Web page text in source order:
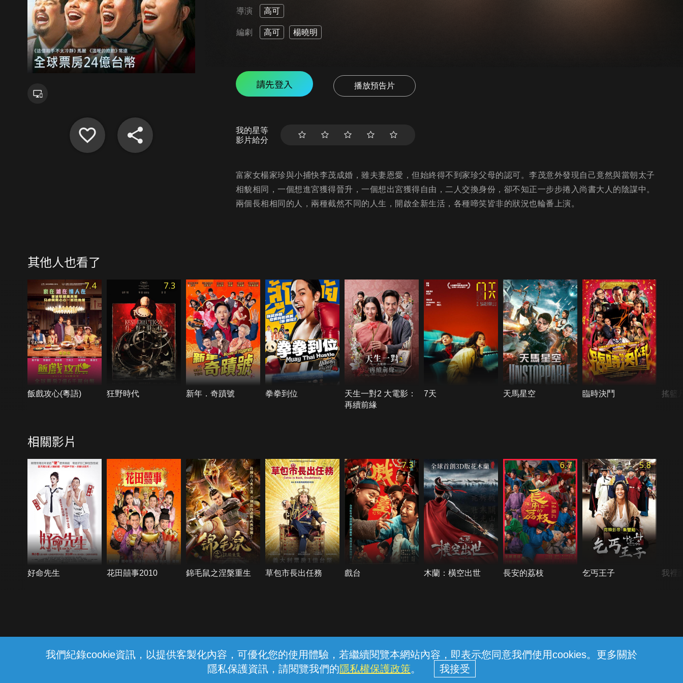
我們紀錄cookie資訊，以提供客製化內容，可優化您的使用體驗，若繼續閱覽本網站內容，即表示您同意我們使用cookies。更多關於
隱私保護資訊，請閱覽我們的隱私權保護政策。
導演 高可
編劇 高可 楊曉明
請先登入 播放預告片
我的星等
影片給分
富家女楊家珍與小捕快李茂成婚，雖夫妻恩愛，但始終得不到家珍父母的認可。李茂意外發現自己竟然與當朝太子
相貌相同，一個想進宮獲得晉升，一個想出宮獲得自由，二人交換身份，卻不知正一步步捲入尚書大人的陰謀中。
兩個長相相同的人，兩種截然不同的人生，開啟全新生活，各種啼笑皆非的狀況也輪番上演。
其他人也看了
7.4
飯戲攻心(粵語)
7.3
狂野時代 新年．奇蹟號 拳拳到位
天生一對2 大電影：
再續前緣
7天 天馬星空 臨時決鬥 搖籃
相關影片
好命先生 花田囍事2010 錦毛鼠之涅槃重生
5.1
草包市長出任務
7.3
戲台 木蘭：橫空出世
6.7
長安的荔枝
5.8
乞丐王子 我裡
線上客服 服務條款 隱私權保護
中華電信股份有限公司個人家庭分公司 (統一編號：96979949) © 2026